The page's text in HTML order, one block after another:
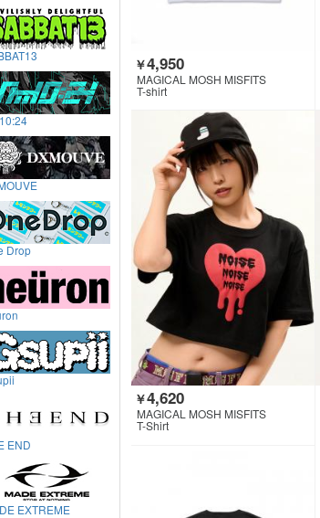
￥4,950
MAGICAL MOSH MISFITS
T-shirt
￥4,620
MAGICAL MOSH MISFITS
T-Shirt
Drop
END
EXTREME